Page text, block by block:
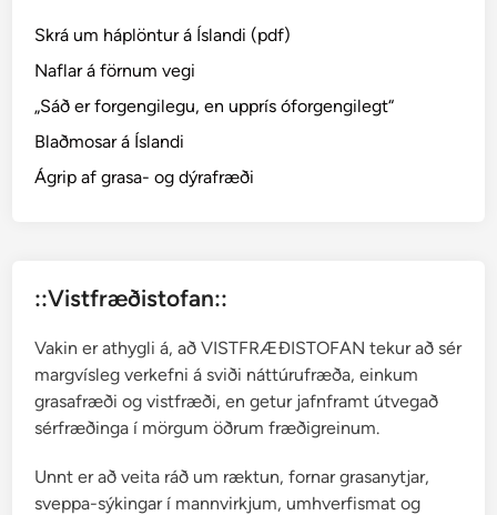
r
a
r
Skrá um háplöntur á Íslandi (pdf)
Naflar á förnum vegi
„Sáð er forgengilegu, en upprís óforgengilegt“
Blaðmosar á Íslandi
Ágrip af grasa- og dýrafræði
::Vistfræðistofan::
Vakin er athygli á, að VISTFRÆÐISTOFAN tekur að sér
margvísleg verkefni á sviði náttúrufræða, einkum
grasafræði og vistfræði, en getur jafnframt útvegað
sérfræðinga í mörgum öðrum fræðigreinum.
Unnt er að veita ráð um ræktun, fornar grasanytjar,
sveppa-sýkingar í mannvirkjum, umhverfismat og